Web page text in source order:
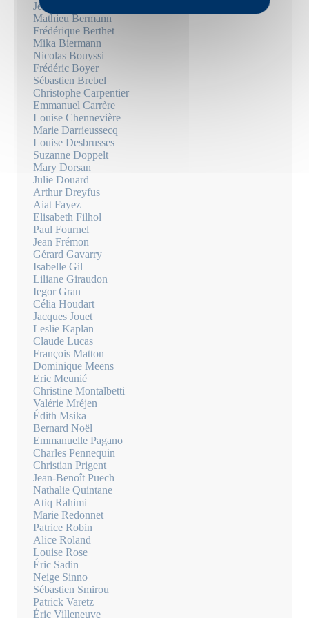
Jean-Luc Bayard
Mathieu Bermann
Frédérique Berthet
Mika Biermann
Nicolas Bouyssi
Frédéric Boyer
Sébastien Brebel
Christophe Carpentier
Emmanuel Carrère
Louise Chennevière
Marie Darrieussecq
Louise Desbrusses
Suzanne Doppelt
Mary Dorsan
Julie Douard
Arthur Dreyfus
Aiat Fayez
Elisabeth Filhol
Paul Fournel
Jean Frémon
Gérard Gavarry
Isabelle Gil
Liliane Giraudon
Iegor Gran
Célia Houdart
Jacques Jouet
Leslie Kaplan
Claude Lucas
François Matton
Dominique Meens
Eric Meunié
Christine Montalbetti
Valérie Mréjen
Édith Msika
Bernard Noël
Emmanuelle Pagano
Charles Pennequin
Christian Prigent
Jean-Benoît Puech
Nathalie Quintane
Atiq Rahimi
Marie Redonnet
Patrice Robin
Alice Roland
Louise Rose
Éric Sadin
Neige Sinno
Sébastien Smirou
Patrick Varetz
Éric Villeneuve